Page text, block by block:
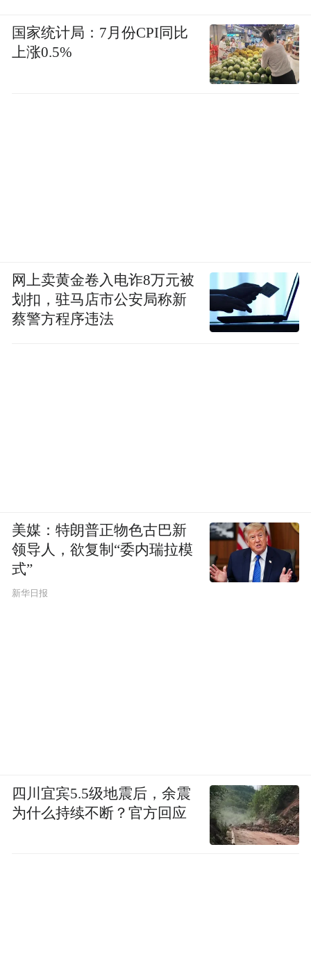
国家统计局：7月份CPI同比
上涨0.5%
网上卖黄金卷入电诈8万元被
划扣，驻马店市公安局称新
蔡警方程序违法
美媒：特朗普正物色古巴新
领导人，欲复制“委内瑞拉模
式”
新华日报
四川宜宾5.5级地震后，余震
为什么持续不断？官方回应